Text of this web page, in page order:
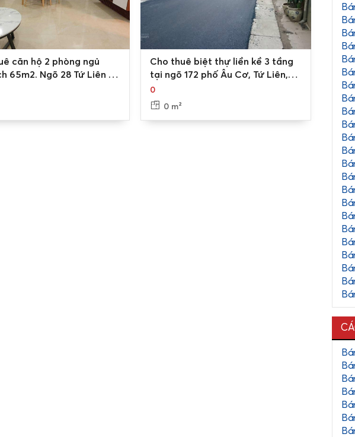
Hồ như thế nào?
tốt, môi trường sống văn minh, an ninh đảm bảo, nhu cầu thuê nhà
cấp nhiều loại hình nhà đất cho thuê như: nhà nguyên căn, chung
của khách hàng.
căn hộ 2 phòng ngủ
65m2. Ngõ 28 Tứ Liên -
Cho thuê biệt thự liền kề 3 tầng
tại ngõ 172 phố Âu Cơ, Tứ Liên,
Tây Hồ, Hà Nội
0
0 m²